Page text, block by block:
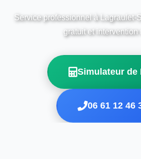
Service professionnel à Lagraulet-
gratuit et intervention
Simulateur de
06 61 12 46